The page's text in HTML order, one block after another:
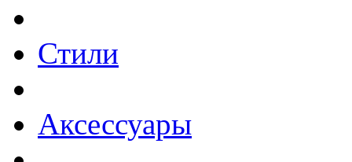
Стили
Аксессуары